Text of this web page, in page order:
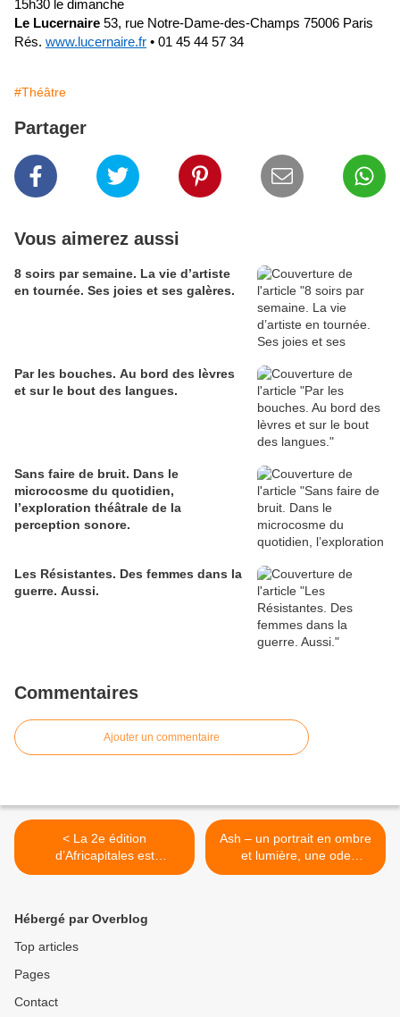
15h30 le dimanche
Le Lucernaire 53, rue Notre-Dame-des-Champs 75006 Paris
Rés. www.lucernaire.fr • 01 45 44 57 34
#Théâtre
Partager
Vous aimerez aussi
8 soirs par semaine. La vie d’artiste
en tournée. Ses joies et ses galères.
Par les bouches. Au bord des lèvres
et sur le bout des langues.
Sans faire de bruit. Dans le
microcosme du quotidien,
l’exploration théâtrale de la
perception sonore.
Les Résistantes. Des femmes dans la
guerre. Aussi.
Commentaires
Ajouter un commentaire
< La 2e édition
d’Africapitales est
consacrée au Rwanda.
Ash – un portrait en ombre
et lumière, une ode
inventive à la danse et à la
Hébergé par Overblog
Top articles
Pages
Contact